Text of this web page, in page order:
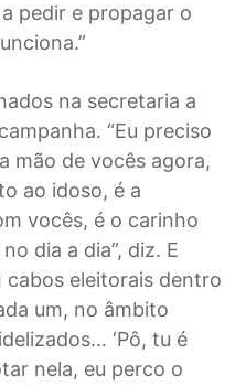
pedir e propagar o
na secretaria a
“Eu preciso
mão de vocês agora,
ao idoso, é a
vocês, é o carinho
dia a dia”, diz. E
cabos eleitorais dentro
um, no âmbito
‘Pô, tu é
nela, eu perco o